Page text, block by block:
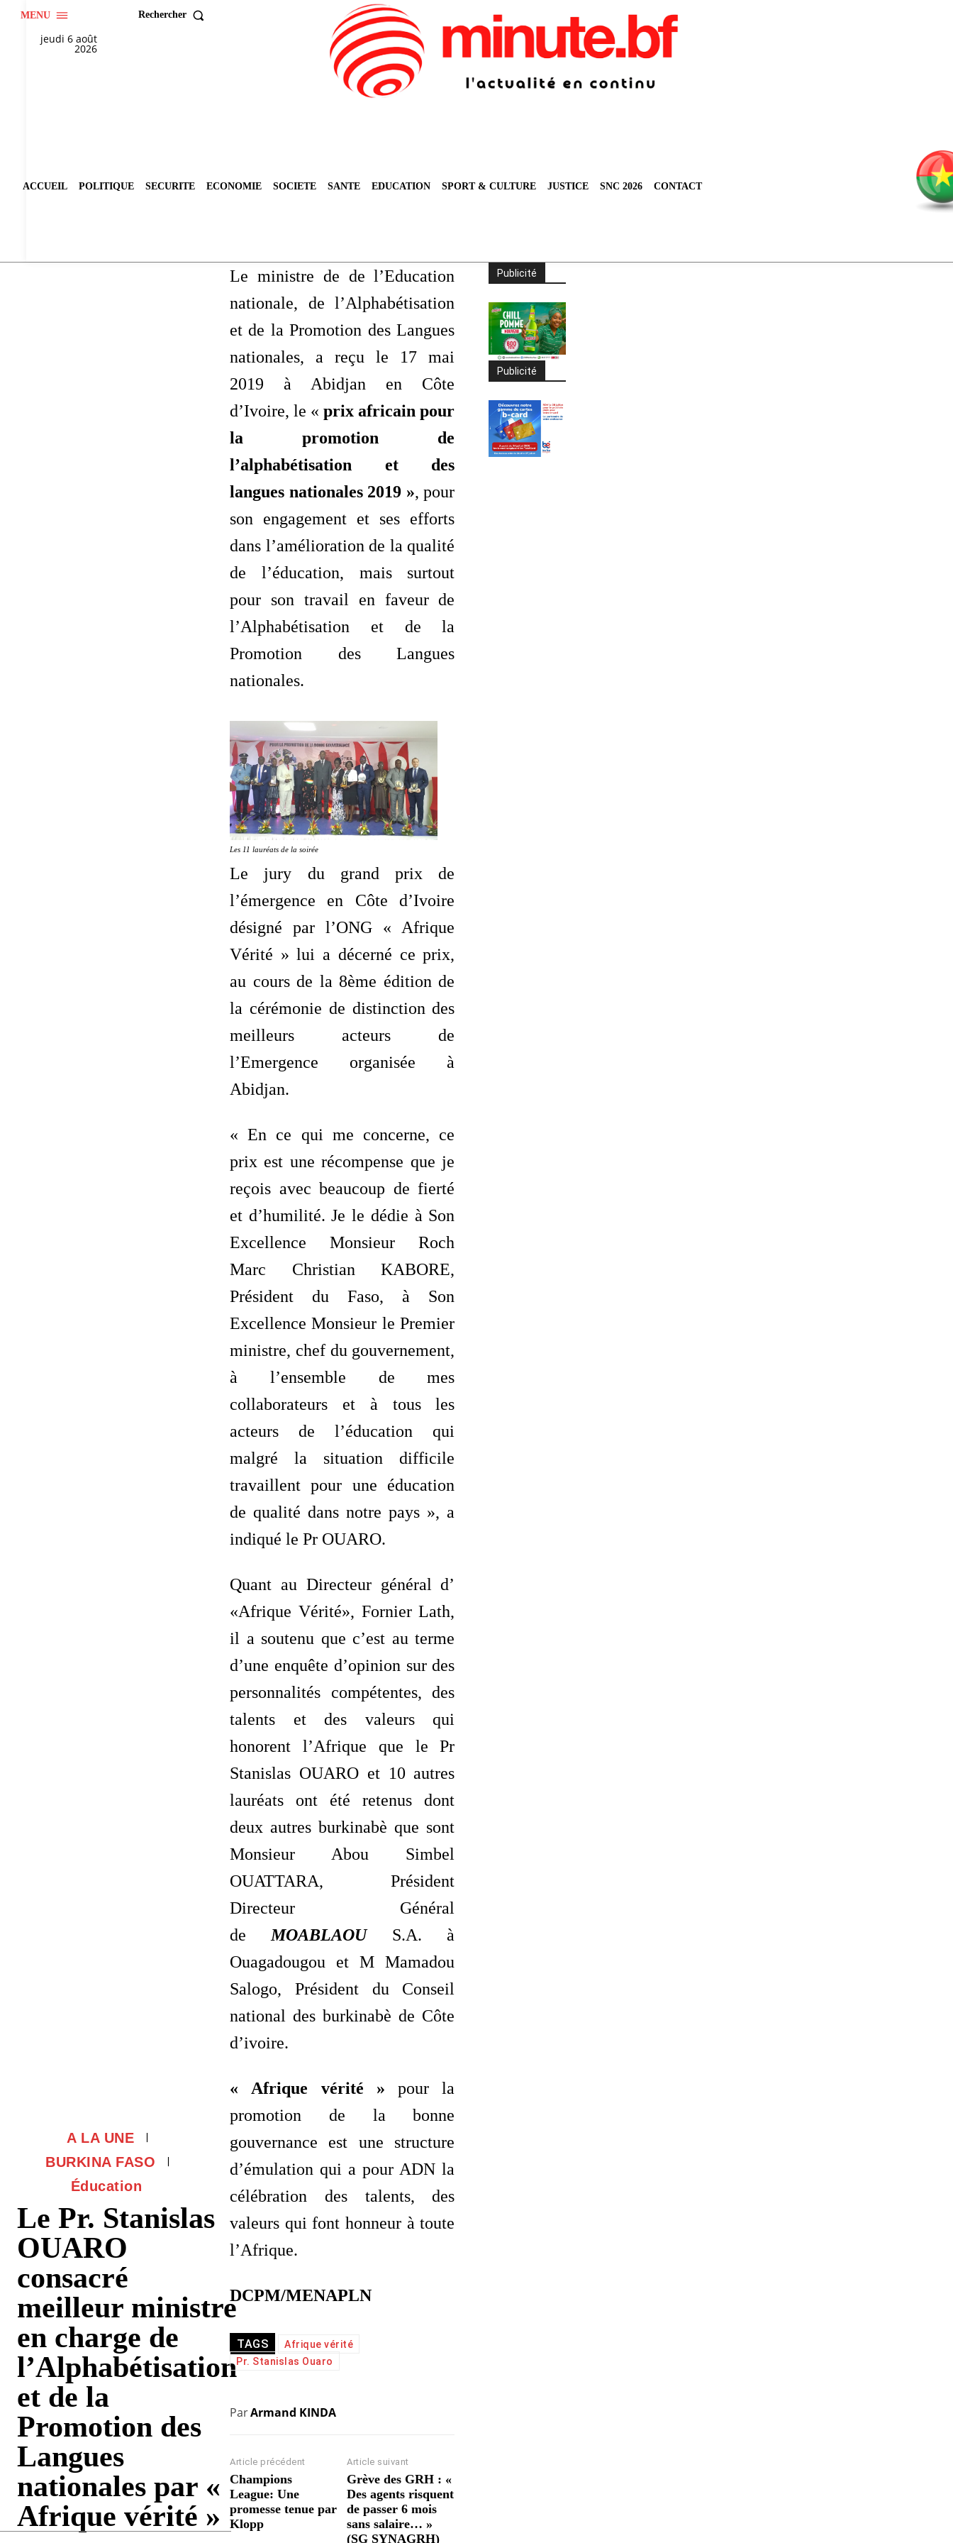
MENU Rechercher
jeudi 6 août
2026
ACCUEIL POLITIQUE SECURITE ECONOMIE SOCIETE SANTE EDUCATION SPORT & CULTURE JUSTICE SNC 2026 CONTACT
A LA UNE
BURKINA FASO
Éducation
Le Pr. Stanislas
OUARO
consacré
meilleur ministre
en charge de
l’Alphabétisation
et de la
Promotion des
Langues
nationales par «
Afrique vérité »
Le ministre de de l’Education
nationale, de l’Alphabétisation
et de la Promotion des Langues
nationales, a reçu le 17 mai
2019 à Abidjan en Côte
d’Ivoire, le «prix africain pour
la promotion de
l’alphabétisation et des
langues nationales 2019 », pour
son engagement et ses efforts
dans l’amélioration de la qualité
de l’éducation, mais surtout
pour son travail en faveur de
l’Alphabétisation et de la
Promotion des Langues
nationales.
Les 11 lauréats de la soirée
Le jury du grand prix de
l’émergence en Côte d’Ivoire
désigné par l’ONG « Afrique
Vérité » lui a décerné ce prix,
au cours de la 8ème édition de
la cérémonie de distinction des
meilleurs acteurs de
l’Emergence organisée à
Abidjan.
« En ce qui me concerne, ce
prix est une récompense que je
reçois avec beaucoup de fierté
et d’humilité. Je le dédie à Son
Excellence Monsieur Roch
Marc Christian KABORE,
Président du Faso, à Son
Excellence Monsieur le Premier
ministre, chef du gouvernement,
à l’ensemble de mes
collaborateurs et à tous les
acteurs de l’éducation qui
malgré la situation difficile
travaillent pour une éducation
de qualité dans notre pays », a
indiqué le Pr OUARO.
Quant au Directeur général d’
«Afrique Vérité», Fornier Lath,
il a soutenu que c’est au terme
d’une enquête d’opinion sur des
personnalités compétentes, des
talents et des valeurs qui
honorent l’Afrique que le Pr
Stanislas OUARO et 10 autres
lauréats ont été retenus dont
deux autres burkinabè que sont
Monsieur Abou Simbel
OUATTARA, Président
Directeur Général
deMOABLAOU S.A. à
Ouagadougou et M Mamadou
Salogo, Président du Conseil
national des burkinabè de Côte
d’ivoire.
« Afrique vérité » pour la
promotion de la bonne
gouvernance est une structure
d’émulation qui a pour ADN la
célébration des talents, des
valeurs qui font honneur à toute
l’Afrique.
DCPM/MENAPLN
TAGS
Afrique vérité
Pr. Stanislas Ouaro
ParArmand KINDA
Article précédent
Champions
League: Une
promesse tenue par
Klopp
Article suivant
Grève des GRH : «
Des agents risquent
de passer 6 mois
sans salaire… »
(SG SYNAGRH)
Publicité
Publicité